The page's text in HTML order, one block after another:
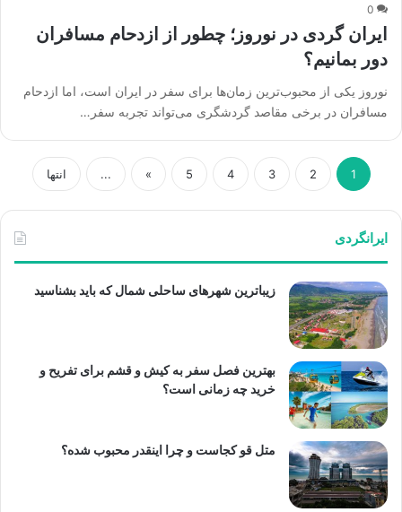
0
ایران گردی در نوروز؛ چطور از ازدحام مسافران
دور بمانیم؟
نوروز یکی از محبوب‌ترین زمان‌ها برای سفر در ایران است، اما ازدحام
مسافران در برخی مقاصد گردشگری می‌تواند تجربه سفر…
1
2
3
4
5
»
... انتها
ایرانگردی
زیباترین شهرهای ساحلی شمال که باید بشناسید
بهترین فصل سفر به کیش و قشم برای تفریح و
خرید چه زمانی است؟
متل قو کجاست و چرا اینقدر محبوب شده؟